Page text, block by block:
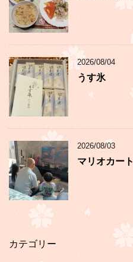
2026/08/04
うす氷
2026/08/03
マリオカート
カテゴリー